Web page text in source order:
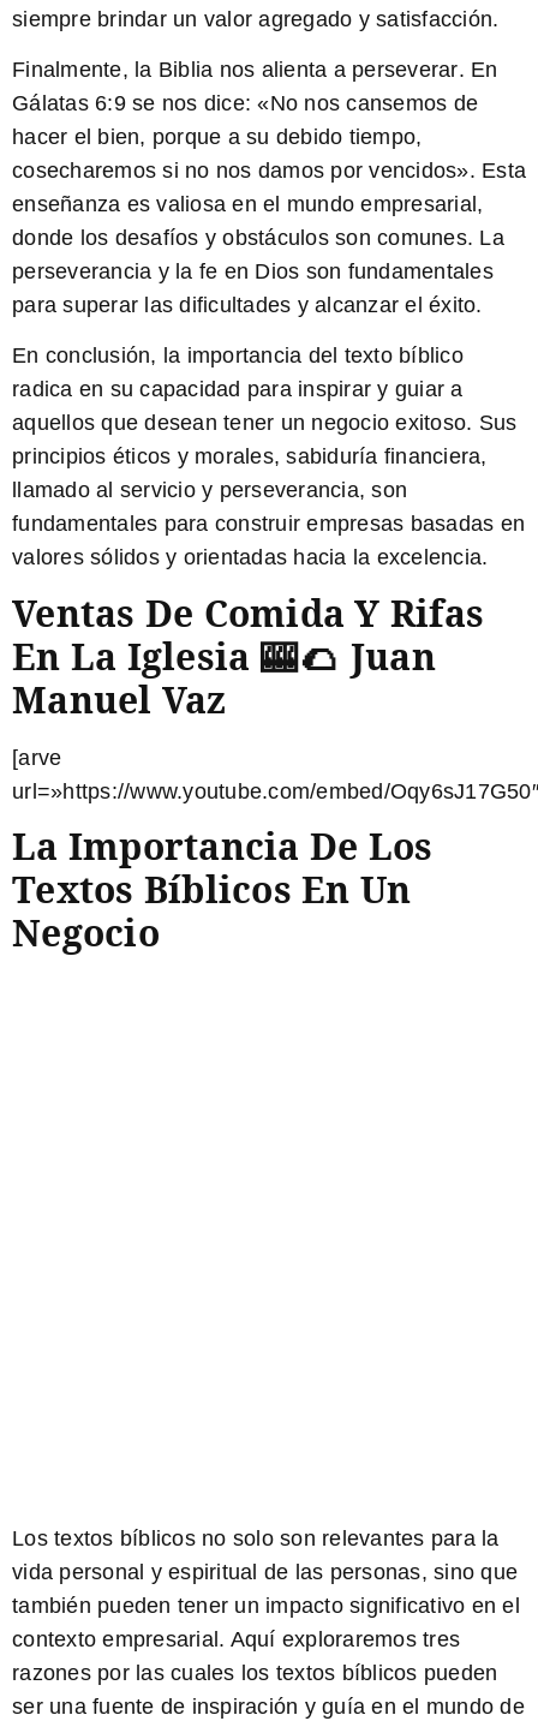
siempre brindar un valor agregado y satisfacción.
Finalmente, la Biblia nos alienta a perseverar. En
Gálatas 6:9 se nos dice: «No nos cansemos de
hacer el bien, porque a su debido tiempo,
cosecharemos si no nos damos por vencidos». Esta
enseñanza es valiosa en el mundo empresarial,
donde los desafíos y obstáculos son comunes. La
perseverancia y la fe en Dios son fundamentales
para superar las dificultades y alcanzar el éxito.
En conclusión, la importancia del texto bíblico
radica en su capacidad para inspirar y guiar a
aquellos que desean tener un negocio exitoso. Sus
principios éticos y morales, sabiduría financiera,
llamado al servicio y perseverancia, son
fundamentales para construir empresas basadas en
valores sólidos y orientadas hacia la excelencia.
Ventas De Comida Y Rifas
En La Iglesia 🎰 🌮 Juan
Manuel Vaz
[arve
url=»https://www.youtube.com/embed/
La Importancia De Los
Textos Bíblicos En Un
Negocio
Los textos bíblicos no solo son relevantes para la
vida personal y espiritual de las personas, sino que
también pueden tener un impacto significativo en el
contexto empresarial. Aquí exploraremos tres
razones por las cuales los textos bíblicos pueden
ser una fuente de inspiración y guía en el mundo de